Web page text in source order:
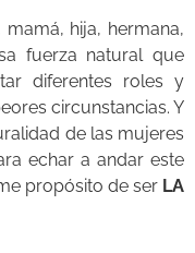
mamá, hija, hermana,
fuerza natural que
diferentes roles y
circunstancias. Y
de las mujeres
echar a andar este
propósito de ser LA